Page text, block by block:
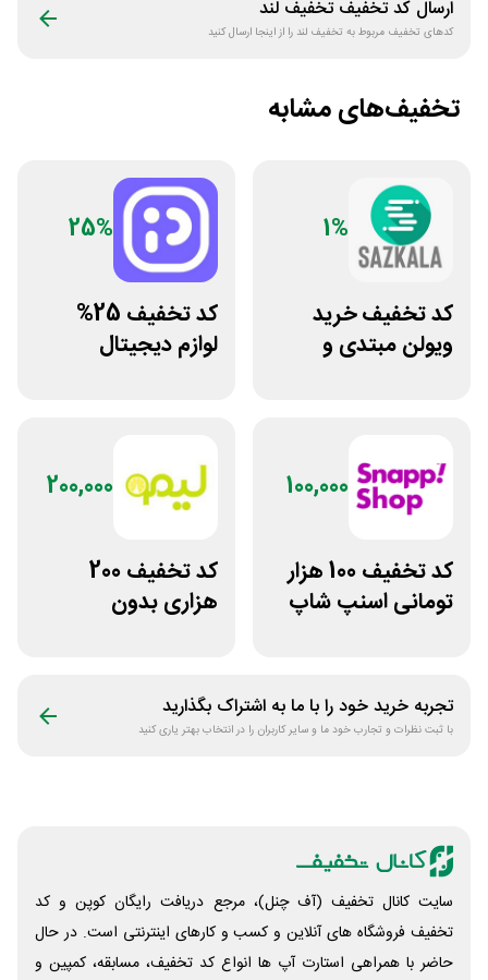
ارسال کد تخفیفتخفیف لند
کدهای تخفیف مربوط به تخفیف لند را از اینجا ارسال کنید
تخفیف‌های مشابه
1%
کد تخفیف خرید
ویولن مبتدی و
25%
کد تخفیف 25%
لوازم دیجیتال
100,000
کد تخفیف 100 هزار
تومانی اسنپ شاپ
200,000
کد تخفیف 200
هزاری بدون
تجربه خرید خود را با ما به اشتراک بگذارید
با ثبت نظرات و تجارب خود ما و سایر کاربران را در انتخاب بهتر یاری کنید
سایت کانال تخفیف (آف چنل)، مرجع دریافت رایگان کوپن و کد
تخفیف فروشگاه های آنلاین و کسب و‌ کارهای اینترنتی است. در حال
حاضر با همراهی استارت آپ ها انواع کد تخفیف، مسابقه، کمپین و